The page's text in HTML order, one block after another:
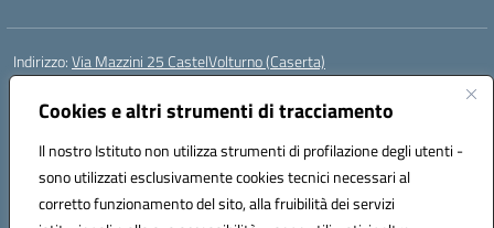
Cookies e altri strumenti di tracciamento
Il nostro Istituto non utilizza strumenti di profilazione degli utenti -
sono utilizzati esclusivamente cookies tecnici necessari al
corretto funzionamento del sito, alla fruibilità dei servizi
Indirizzo:Via Mazzini 25 CastelVolturno (Caserta)
Centralino:
Posta elettronica certificata (PEC):ceis014005@pec.istruzione.it
Codice fiscale: 93063510619
Codice meccanografico:CEIS014005
Codice Indice delle Pubbliche Amministrazioni (IPA): istsc_ceis014005
Codice unico di fatturazione (CUF): UOU8EW